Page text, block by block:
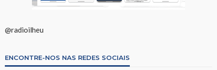
@radioilheu
ENCONTRE-NOS NAS REDES SOCIAIS